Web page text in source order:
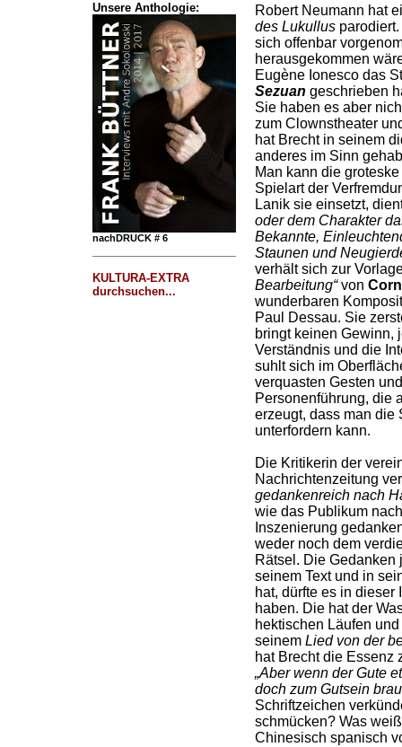
Unsere Anthologie:
nachDRUCK # 6
KULTURA-EXTRA
durchsuchen...
Robert Neumann hat
des Lukullus
sich offenbar
herausgekommen
Eugène Ionesco das
Sezuan geschrieben
Sie haben es aber
zum Clownstheater
hat Brecht in seinem
anderes im Sinn
Man kann die
Spielart der
Lanik sie einsetzt,
oder dem Charakter
Bekannte,
Staunen und
verhält sich zur
Bearbeitung“von
wunderbaren
Paul Dessau. Sie
bringt keinen Gewinn,
Verständnis und die
suhlt sich im
verquasten Gesten
Personenführung, die
erzeugt, dass man die
unterfordern kann.
Die Kritikerin der
Nachrichtenzeitung
gedankenreich nach
wie das Publikum
Inszenierung
weder noch dem
Rätsel. Die Gedanken
seinem Text und in
hat, dürfte es in
haben. Die hat der
hektischen Läufen
seinem Lied von der
hat Brecht die Essenz
„Aber wenn der Gute
doch zum Gutsein
Schriftzeichen
schmücken? Was
Chinesisch spanisch